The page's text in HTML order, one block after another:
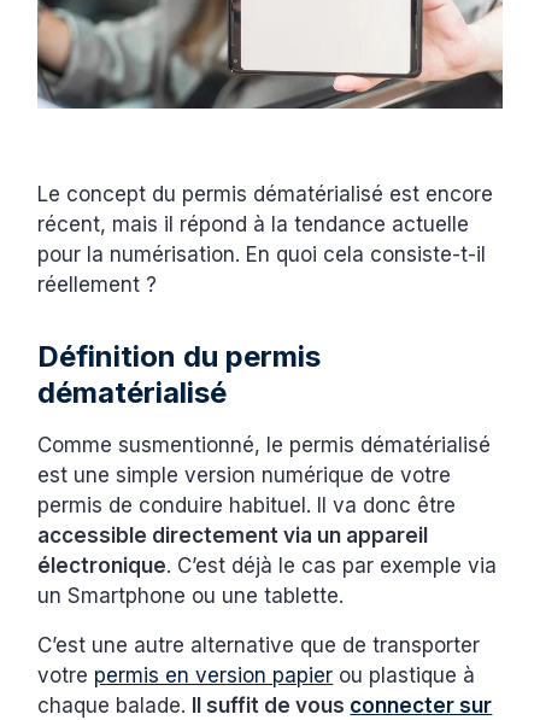
Le concept du permis dématérialisé est encore
récent, mais il répond à la tendance actuelle
pour la numérisation. En quoi cela consiste-t-il
réellement ?
Définition du permis
dématérialisé
Comme susmentionné, le permis dématérialisé
est une simple version numérique de votre
permis de conduire habituel. Il va donc être
accessible directement via un appareil
électronique. C’est déjà le cas par exemple via
un Smartphone ou une tablette.
C’est une autre alternative que de transporter
votre permis en version papier ou plastique à
chaque balade.
Il suffit de vous connecter sur